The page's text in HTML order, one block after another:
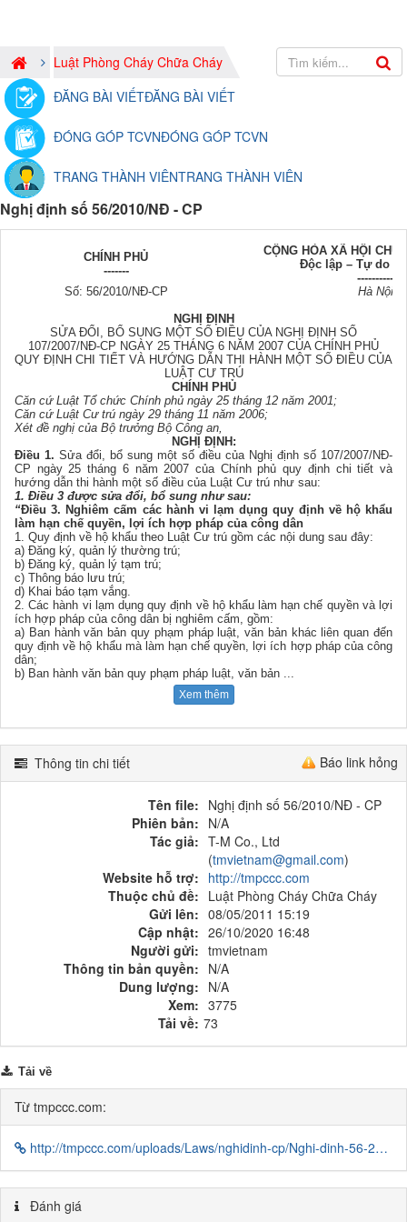
Luật Phòng Cháy Chữa Cháy
ĐĂNG BÀI VIẾTĐĂNG BÀI VIẾT
ĐÓNG GÓP TCVNĐÓNG GÓP TCVN
TRANG THÀNH VIÊNTRANG THÀNH VIÊN
Nghị định số 56/2010/NĐ - CP
CHÍNH PHỦ
-------
CỘNG HÒA XÃ HỘI CHỦ
Độc lập – Tự do –
--------------
Số: 56/2010/NĐ-CP
Hà Nội,
NGHỊ ĐỊNH
SỬA ĐỔI, BỔ SUNG MỘT SỐ ĐIỀU CỦA NGHỊ ĐỊNH SỐ
107/2007/NĐ-CP NGÀY 25 THÁNG 6 NĂM 2007 CỦA CHÍNH PHỦ
QUY ĐỊNH CHI TIẾT VÀ HƯỚNG DẪN THI HÀNH MỘT SỐ ĐIỀU CỦA
LUẬT CƯ TRÚ
CHÍNH PHỦ
Căn cứ Luật Tổ chức Chính phủ ngày 25 tháng 12 năm 2001;
Căn cứ Luật Cư trú ngày 29 tháng 11 năm 2006;
Xét đề nghị của Bộ trưởng Bộ Công an,
NGHỊ ĐỊNH:
Điều 1. Sửa đổi, bổ sung một số điều của Nghị định số 107/2007/NĐ-
CP ngày 25 tháng 6 năm 2007 của Chính phủ quy định chi tiết và
hướng dẫn thi hành một số điều của Luật Cư trú như sau:
1. Điều 3 được sửa đổi, bổ sung như sau:
“Điều 3. Nghiêm cấm các hành vi lạm dụng quy định về hộ khẩu
làm hạn chế quyền, lợi ích hợp pháp của công dân
1. Quy định về hộ khẩu theo Luật Cư trú gồm các nội dung sau đây:
a) Đăng ký, quản lý thường trú;
b) Đăng ký, quản lý tạm trú;
c) Thông báo lưu trú;
d) Khai báo tạm vắng.
2. Các hành vi lạm dụng quy định về hộ khẩu làm hạn chế quyền và lợi
ích hợp pháp của công dân bị nghiêm cấm, gồm:
a) Ban hành văn bản quy phạm pháp luật, văn bản khác liên quan đến
quy định về hộ khẩu mà làm hạn chế quyền, lợi ích hợp pháp của công
dân;
b) Ban hành văn bản quy phạm pháp luật, văn bản ...
Xem thêm
Báo link hỏng
Thông tin chi tiết
Tên file: Nghị định số 56/2010/NĐ - CP
Phiên bản: N/A
Tác giả: T-M Co., Ltd
(tmvietnam@gmail.com)
Website hỗ trợ: http://tmpccc.com
Thuộc chủ đề: Luật Phòng Cháy Chữa Cháy
Gửi lên: 08/05/2011 15:19
Cập nhật: 26/10/2020 16:48
Người gửi: tmvietnam
Thông tin bản quyền: N/A
Dung lượng: N/A
Xem: 3775
Tải về: 73
Tải về
Từ tmpccc.com:
http://tmpccc.com/uploads/Laws/nghidinh-cp/Nghi-dinh-56-2010-ND-CP.pdf
Đánh giá